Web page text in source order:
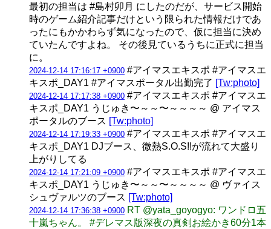
最初の担当は #島村卯月 にしたのだが、サービス開始
時のゲーム紹介記事だけという限られた情報だけであ
ったにもかかわらず気になったので、仮に担当に決め
ていたんですよね。 その後見ているうちに正式に担当
に。
2024-12-14 17:16:17 +0900 #アイマスエキスポ #アイマスエ
キスポ_DAY1 #アイマスポータル出勤完了 [Tw:photo]
2024-12-14 17:17:38 +0900 #アイマスエキスポ #アイマスエ
キスポ_DAY1 うじゅき〜～～〜～～～～ @ アイマス
ポータルのブース [Tw:photo]
2024-12-14 17:19:33 +0900 #アイマスエキスポ #アイマスエ
キスポ_DAY1 DJブース、微熱S.O.S!!が流れて大盛り
上がりしてる
2024-12-14 17:21:09 +0900 #アイマスエキスポ #アイマスエ
キスポ_DAY1 うじゅき〜～～〜～～～～ @ ヴァイス
シュヴァルツのブース [Tw:photo]
2024-12-14 17:36:38 +0900 RT @yata_goyogyo: ワンドロ五
十嵐ちゃん。 #デレマス版深夜の真剣お絵かき60分1本